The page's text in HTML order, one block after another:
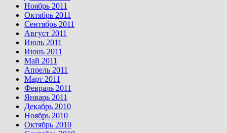
Ноябрь 2011
Октябрь 2011
Сентябрь 2011
Август 2011
Июль 2011
Июнь 2011
Май 2011
Апрель 2011
Март 2011
Февраль 2011
Январь 2011
Декабрь 2010
Ноябрь 2010
Октябрь 2010